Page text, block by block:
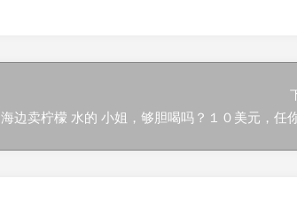
海边卖柠檬 水的 小姐，够胆喝吗？１０美元，任